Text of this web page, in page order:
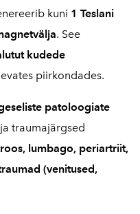
kuni 1 Teslani
. See
kudede
piirkondades.
patoloogiate
traumajärgsed
lumbago, periartriit,
(venitused,